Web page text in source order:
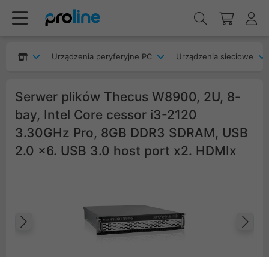
Urządzenia peryferyjne PC Urządzenia sieciowe
Serwer plików Thecus W8900, 2U, 8-
bay, Intel Core cessor i3-2120
3.30GHz Pro, 8GB DDR3 SDRAM, USB
2.0 x6. USB 3.0 host port x2. HDMIx
Poprzedni